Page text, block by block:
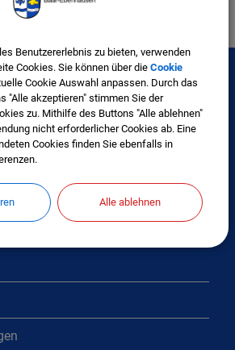
Links
Benutzererlebnis zu bieten, verwenden
Cookies. Sie können über die Cookie
Cookie Auswahl anpassen. Durch das
"Alle akzeptieren" stimmen Sie der
zu. Mithilfe des Buttons "Alle ablehnen"
nicht erforderlicher Cookies ab. Eine
Cookies finden Sie ebenfalls in
Alle ablehnen